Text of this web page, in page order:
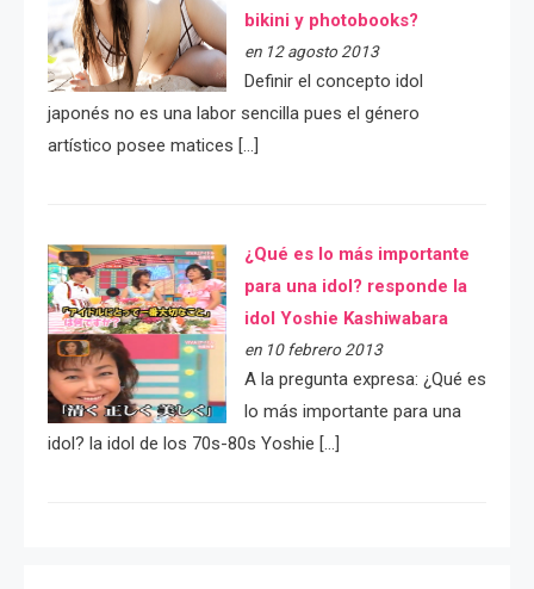
bikini y photobooks?
en 12 agosto 2013
Definir el concepto idol
japonés no es una labor sencilla pues el género
artístico posee matices […]
¿Qué es lo más importante
para una idol? responde la
idol Yoshie Kashiwabara
en 10 febrero 2013
A la pregunta expresa: ¿Qué es
lo más importante para una
idol? la idol de los 70s-80s Yoshie […]